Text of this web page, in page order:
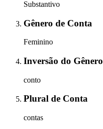
Substantivo
Gênero de Conta
Feminino
Inversão do Gênero
conto
Plural de Conta
contas